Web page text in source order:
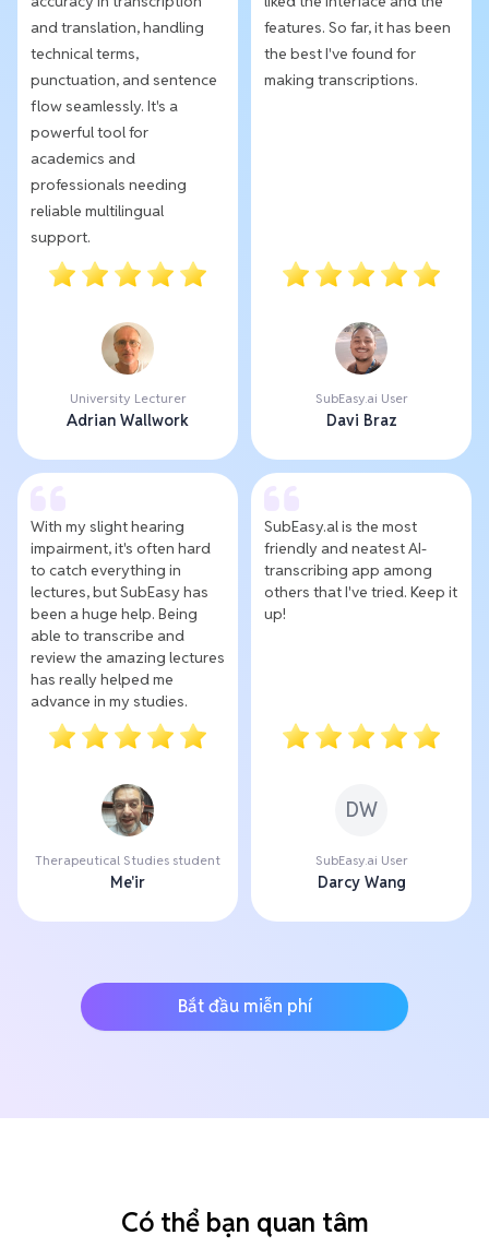
and translation, handling
technical terms,
punctuation, and sentence
flow seamlessly. It's a
powerful tool for
academics and
professionals needing
reliable multilingual
support.
University Lecturer
Adrian Wallwork
features. So far, it has been
the best I've found for
making transcriptions.
SubEasy.ai User
Davi Braz
With my slight hearing
impairment, it's often hard
to catch everything in
lectures, but SubEasy has
been a huge help. Being
able to transcribe and
review the amazing lectures
has really helped me
advance in my studies.
Therapeutical Studies student
Me'ir
SubEasy.al is the most
friendly and neatest AI-
transcribing app among
others that I've tried. Keep it
up!
DW
SubEasy.ai User
Darcy Wang
Bắt đầu miễn phí
Có thể bạn quan tâm